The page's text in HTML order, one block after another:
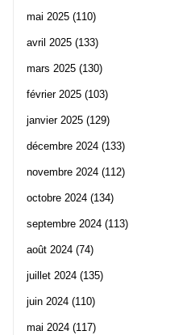
mai 2025 (110)
avril 2025 (133)
mars 2025 (130)
février 2025 (103)
janvier 2025 (129)
décembre 2024 (133)
novembre 2024 (112)
octobre 2024 (134)
septembre 2024 (113)
août 2024 (74)
juillet 2024 (135)
juin 2024 (110)
mai 2024 (117)